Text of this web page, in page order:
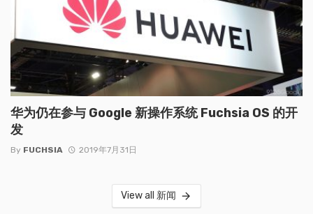
华为仍在参与 Google 新操作系统 Fuchsia OS 的开
发
By FUCHSIA 2019年7月31日
View all 新闻